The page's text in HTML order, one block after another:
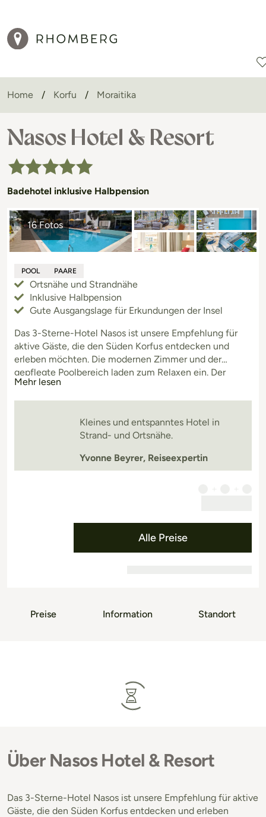
Home Korfu Moraitika
Nasos Hotel & Resort
Badehotel inklusive Halbpension
16 Fotos
POOL PAARE
Ortsnähe und Strandnähe
Inklusive Halbpension
Gute Ausgangslage für Erkundungen der Insel
Das 3-Sterne-Hotel Nasos ist unsere Empfehlung für
aktive Gäste, die den Süden Korfus entdecken und
erleben möchten. Die modernen Zimmer und der
gepflegte Poolbereich laden zum Relaxen ein. Der
Strand von Moraitika und seine Strand-Restaurants sind
fußläufig erreichbar.
Mehr lesen
Kleines und entspanntes Hotel in
Strand- und Ortsnähe.
Yvonne Beyrer, Reiseexpertin
Alle Preise
Preise Information Standort
Über Nasos Hotel & Resort
Das 3-Sterne-Hotel Nasos ist unsere Empfehlung für aktive
Gäste, die den Süden Korfus entdecken und erleben